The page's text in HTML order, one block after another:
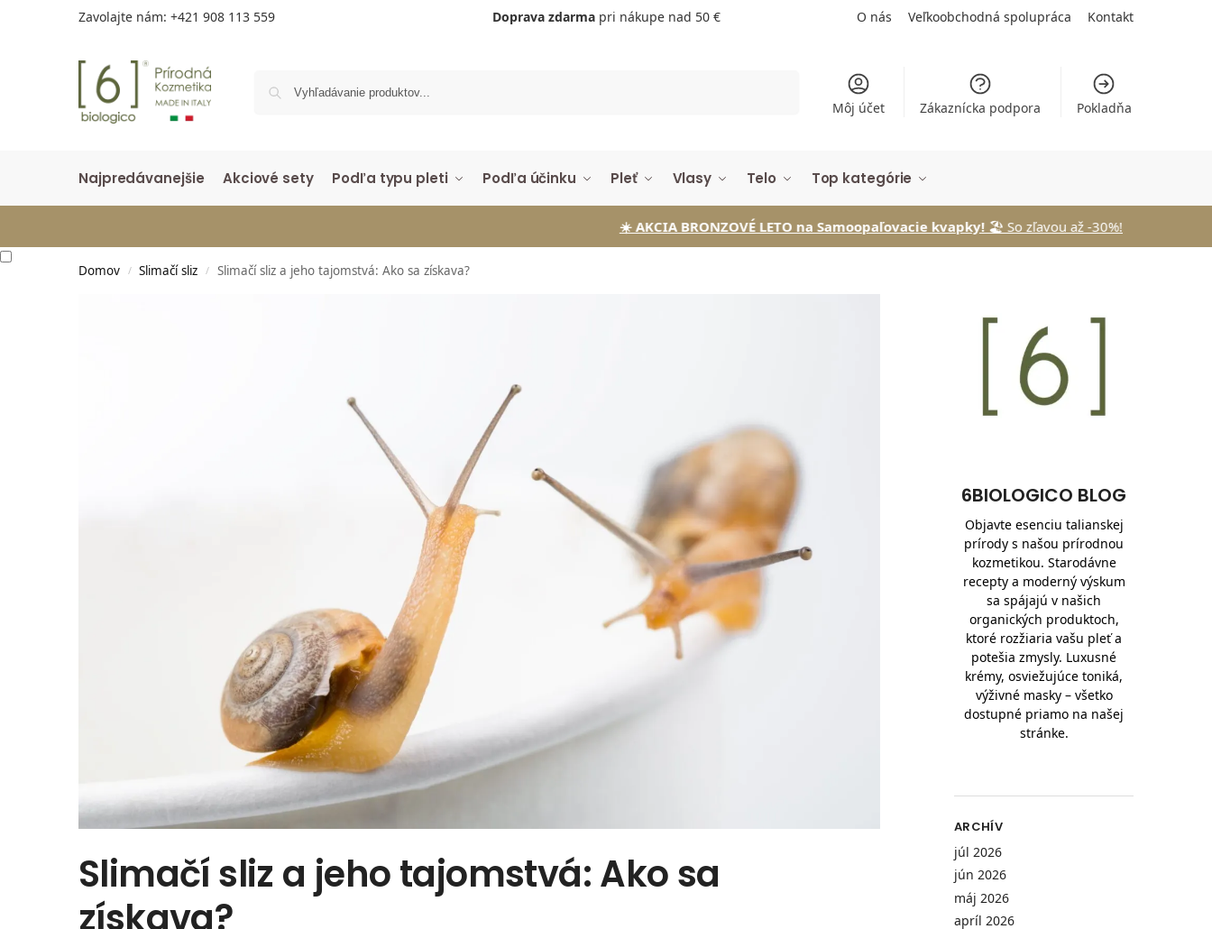
Zavolajte nám: +421 908 113 559 Doprava zdarmapri nákupe nad 50 € O nás Veľkoobchodná spolupráca Kontakt
Môj účet Zákaznícka podpora Pokladňa
Najpredávanejšie Akciové sety Podľa typu pleti Podľa účinku Pleť Vlasy Telo Top kategórie
☀️ AKCIA BRONZOVÉ LETO na Samoopaľovacie kvapky!🏖️ So zľavou až -30%!
Domov / Slimačí sliz / Slimačí sliz a jeho tajomstvá: Ako sa získava?
Slimačí sliz a jeho tajomstvá: Ako sa
získava?
6BIOLOGICO BLOG
Objavte esenciu talianskej
prírody s našou prírodnou
kozmetikou. Starodávne
recepty a moderný výskum
sa spájajú v našich
organických produktoch,
ktoré rozžiaria vašu pleť a
potešia zmysly. Luxusné
krémy, osviežujúce toniká,
výživné masky – všetko
dostupné priamo na našej
stránke.
ARCHÍV
júl 2026
jún 2026
máj 2026
apríl 2026